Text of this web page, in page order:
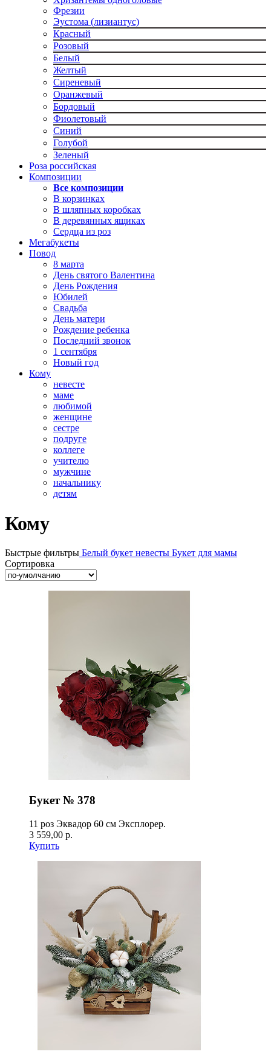
Фрезии
Эустома (лизиантус)
Красный
Розовый
Белый
Желтый
Сиреневый
Оранжевый
Бордовый
Фиолетовый
Синий
Голубой
Зеленый
Роза российская
Композиции
Все композиции
В корзинках
В шляпных коробках
В деревянных ящиках
Сердца из роз
Мегабукеты
Повод
8 марта
День святого Валентина
День Рождения
Юбилей
Свадьба
День матери
Рождение ребенка
Последний звонок
1 сентября
Новый год
Кому
невесте
маме
любимой
женщине
сестре
подруге
коллеге
учителю
мужчине
начальнику
детям
Кому
Быстрые фильтры Белый букет невесты Букет для мамы
Сортировка
Букет № 378
11 роз Эквадор 60 см Эксплорер.
3 559,00 р.
Купить